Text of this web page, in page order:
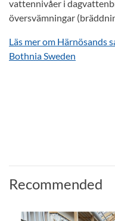
vattennivåer i
översvämningar
Läs mer om Härnösands
Bothnia Sweden
Recommended